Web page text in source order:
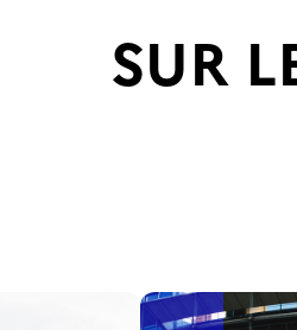
SUR